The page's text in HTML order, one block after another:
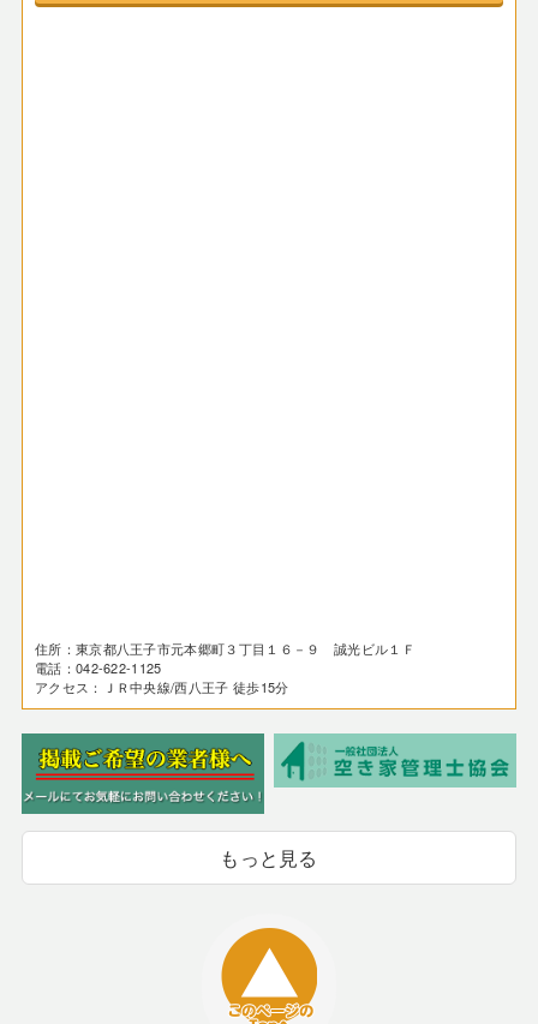
住所：東京都八王子市元本郷町３丁目１６－９ 誠光ビル１Ｆ
電話：042-622-1125
アクセス：ＪＲ中央線/西八王子 徒歩15分
もっと見る